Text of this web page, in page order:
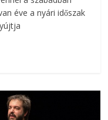
éve a nyári időszak